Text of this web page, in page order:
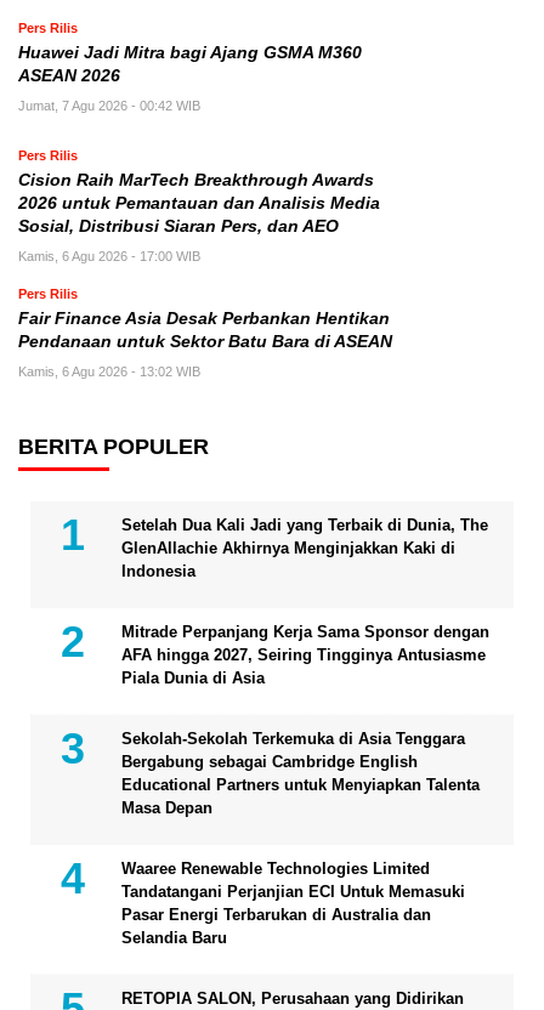
Pers Rilis
Huawei Jadi Mitra bagi Ajang GSMA M360
ASEAN 2026
Jumat, 7 Agu 2026 - 00:42 WIB
Pers Rilis
Cision Raih MarTech Breakthrough Awards
2026 untuk Pemantauan dan Analisis Media
Sosial, Distribusi Siaran Pers, dan AEO
Kamis, 6 Agu 2026 - 17:00 WIB
Pers Rilis
Fair Finance Asia Desak Perbankan Hentikan
Pendanaan untuk Sektor Batu Bara di ASEAN
Kamis, 6 Agu 2026 - 13:02 WIB
BERITA POPULER
Setelah Dua Kali Jadi yang Terbaik di Dunia, The
GlenAllachie Akhirnya Menginjakkan Kaki di
Indonesia
Mitrade Perpanjang Kerja Sama Sponsor dengan
AFA hingga 2027, Seiring Tingginya Antusiasme
Piala Dunia di Asia
Sekolah-Sekolah Terkemuka di Asia Tenggara
Bergabung sebagai Cambridge English
Educational Partners untuk Menyiapkan Talenta
Masa Depan
Waaree Renewable Technologies Limited
Tandatangani Perjanjian ECI Untuk Memasuki
Pasar Energi Terbarukan di Australia dan
Selandia Baru
RETOPIA SALON, Perusahaan yang Didirikan